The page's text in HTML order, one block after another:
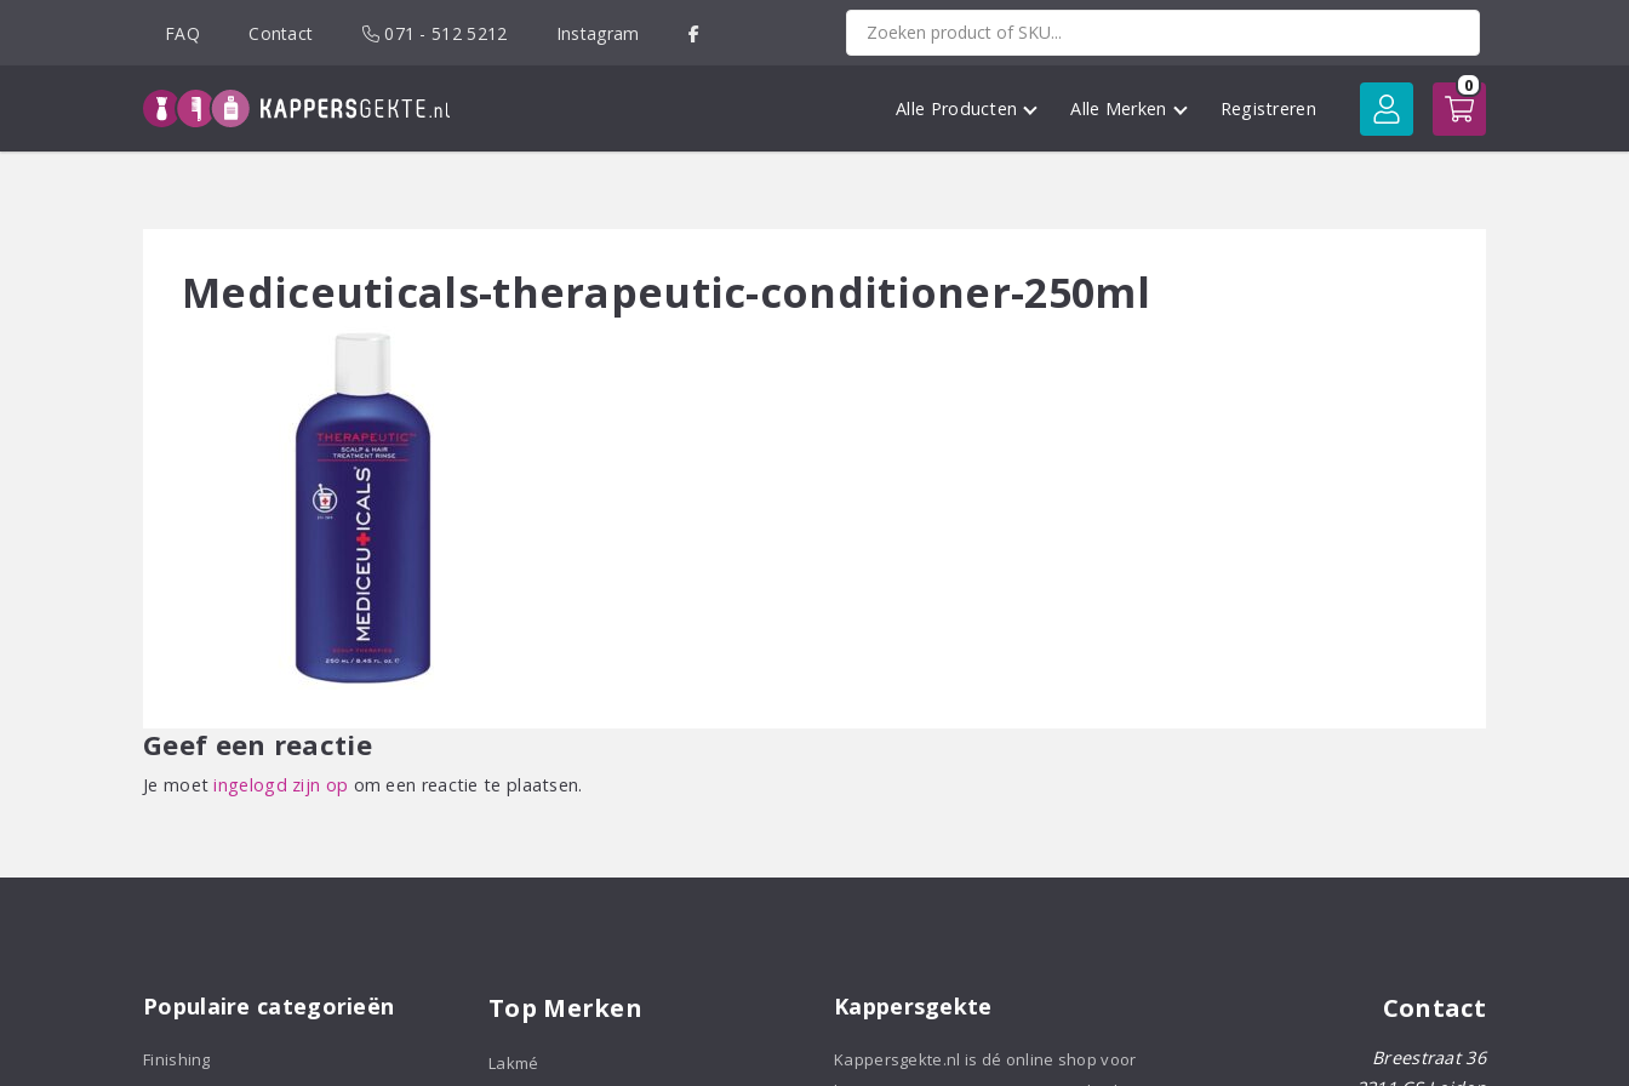
FAQ Contact 071 - 512 5212 Instagram
Alle Producten Alle Merken Registreren
0
Mediceuticals-therapeutic-conditioner-250ml
Geef een reactie
Je moetingelogd zijn op om een reactie te plaatsen.
Populaire categorieën
Finishing
Top Merken
Lakmé
Kappersgekte
Kappersgekte.nl is dé online shop voor
Contact
Breestraat 36